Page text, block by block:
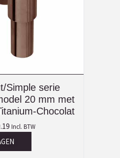
Simple serie
20 mm met
Chocolat
Incl. BTW